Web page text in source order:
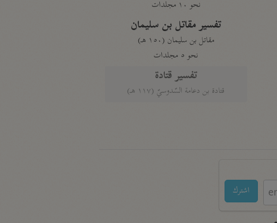
نحو ١٠ مجلدات
تفسير مقاتل بن سليمان
مقاتل بن سليمان (١٥٠ هـ)
نحو ٥ مجلدات
تفسير قتادة
قتادة بن دعامة السّدوسيّ (١١٧ هـ)
اشترك